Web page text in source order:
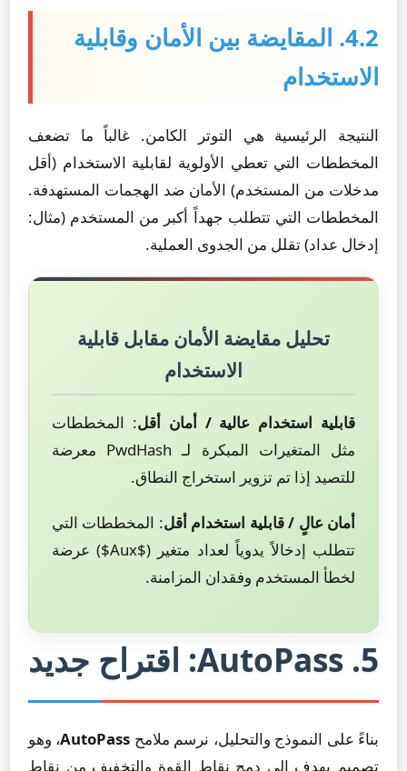
4.2. المقايضة بين الأمان وقابلية
الاستخدام
النتيجة الرئيسية هي التوتر الكامن. غالباً ما تضعف
المخططات التي تعطي الأولوية لقابلية الاستخدام (أقل
مدخلات من المستخدم) الأمان ضد الهجمات المستهدفة.
المخططات التي تتطلب جهداً أكبر من المستخدم (مثال:
إدخال عداد) تقلل من الجدوى العملية.
تحليل مقايضة الأمان مقابل قابلية
الاستخدام
قابلية استخدام عالية / أمان أقل: المخططات
مثل المتغيرات المبكرة لـ PwdHash معرضة
للتصيد إذا تم تزوير استخراج النطاق.
أمان عالٍ / قابلية استخدام أقل: المخططات التي
تتطلب إدخالاً يدوياً لعداد متغير ($Aux$) عرضة
لخطأ المستخدم وفقدان المزامنة.
5. AutoPass: اقتراح جديد
بناءً على النموذج والتحليل، نرسم ملامح AutoPass، وهو
تصميم يهدف إلى دمج نقاط القوة والتخفيف من نقاط